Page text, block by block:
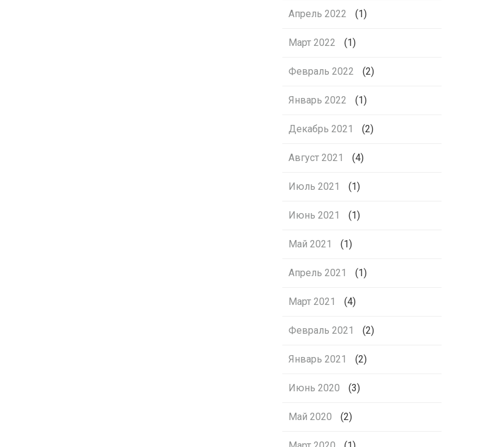
Апрель 2022 (1)
Март 2022 (1)
Февраль 2022 (2)
Январь 2022 (1)
Декабрь 2021 (2)
Август 2021 (4)
Июль 2021 (1)
Июнь 2021 (1)
Май 2021 (1)
Апрель 2021 (1)
Март 2021 (4)
Февраль 2021 (2)
Январь 2021 (2)
Июнь 2020 (3)
Май 2020 (2)